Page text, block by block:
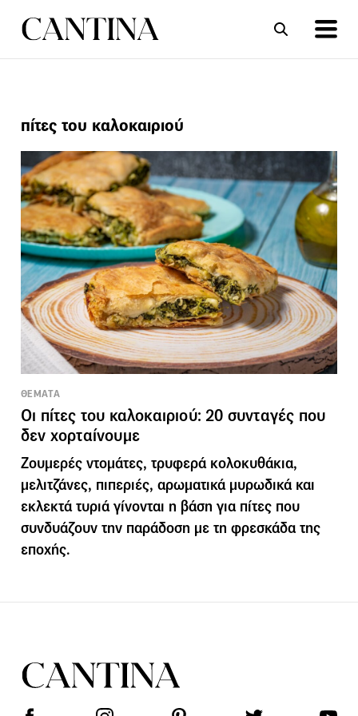
ΣΥΝΤΑΓΕΣ
πίτες του καλοκαιριού
ΘΕΜΑΤΑ
Οι πίτες του καλοκαιριού: 20 συνταγές που
δεν χορταίνουμε
Ζουμερές ντομάτες, τρυφερά κολοκυθάκια,
μελιτζάνες, πιπεριές, αρωματικά μυρωδικά και
εκλεκτά τυριά γίνονται η βάση για πίτες που
συνδυάζουν την παράδοση με τη φρεσκάδα της
εποχής.